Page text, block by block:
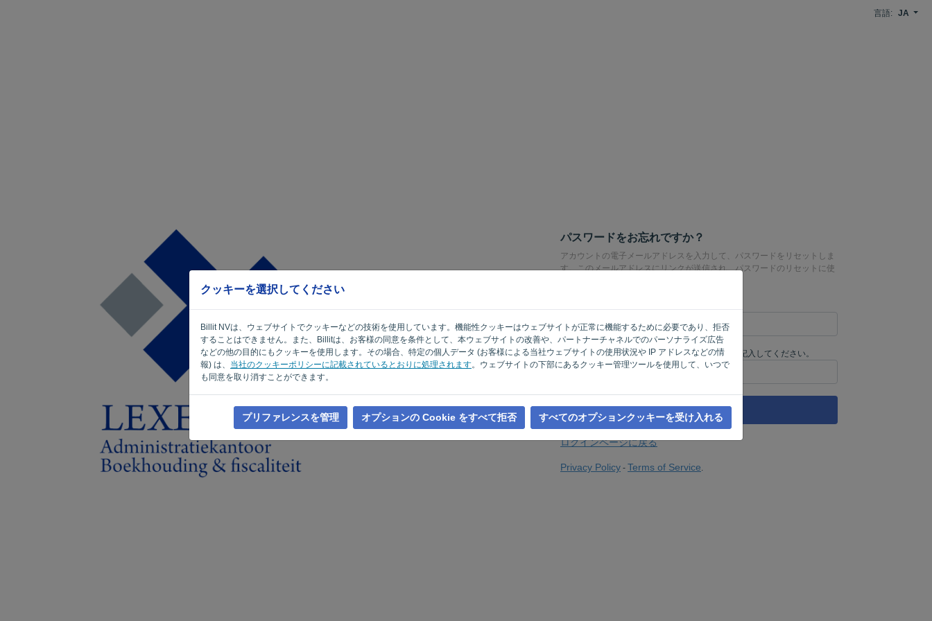
クッキーを選択してください
Billit NVは、ウェブサイトでクッキーなどの技術を使用しています。機能性クッキーはウェブサイトが正常に機能するために必要であり、拒否
することはできません。また、Billitは、お客様の同意を条件として、本ウェブサイトの改善や、パートナーチャネルでのパーソナライズ広告
などの他の目的にもクッキーを使用します。その場合、特定の個人データ (お客様による当社ウェブサイトの使用状況や IP アドレスなどの情
報) は、 当社のクッキーポリシーに記載されているとおりに処理されます。ウェブサイトの下部にあるクッキー管理ツールを使用して、いつで
も同意を取り消すことができます。
プリファレンスを管理 オプションの Cookie をすべて拒否 すべてのオプションクッキーを受け入れる
言語: JA
パスワードをお忘れですか？
アカウントの電子メールアドレスを入力して、パスワードをリセットしま
す。このメールアドレスにリンクが送信され、パスワードのリセットに使
あなたはコンピューターじゃないの？' ' と記入してください。
リンクを送信
ログインページに戻る
Privacy Policy - Terms of Service